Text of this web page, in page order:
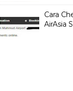
Cara
AirAsia